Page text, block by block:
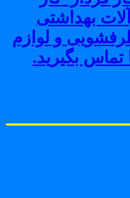
بهداشتی
و لوازم
بگیرید.